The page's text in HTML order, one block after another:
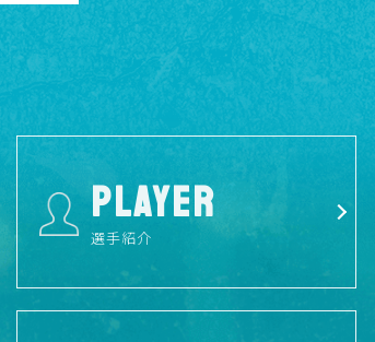
PLAYER
選手紹介